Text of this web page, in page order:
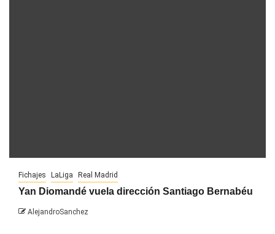
Fichajes LaLiga Real Madrid
Yan Diomandé vuela dirección Santiago Bernabéu
AlejandroSanchez